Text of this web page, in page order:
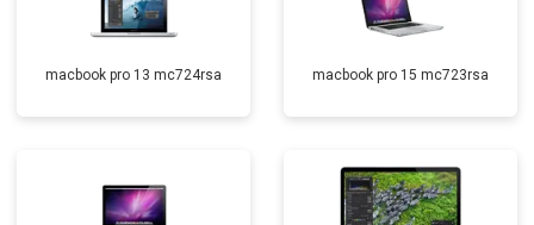
macbook pro 13 mc724rsa macbook pro 15 mc723rsa